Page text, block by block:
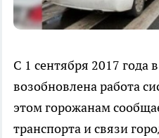
С 1 сентября 2017 года
возобновлена работа
этом горожанам
транспорта и связи